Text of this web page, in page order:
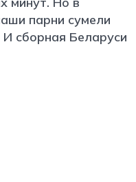
парни сумели
сборная Беларуси